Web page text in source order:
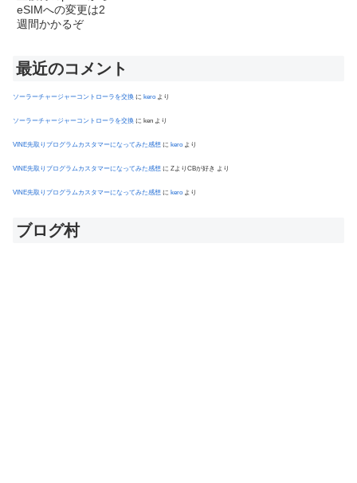
最近のコメント
ソーラーチャージャーコントローラを交換 に kero より
ソーラーチャージャーコントローラを交換 に ken より
VINE先取りプログラムカスタマーになってみた感想 に kero より
VINE先取りプログラムカスタマーになってみた感想 に ZよりCBが好き より
VINE先取りプログラムカスタマーになってみた感想 に kero より
ブログ村